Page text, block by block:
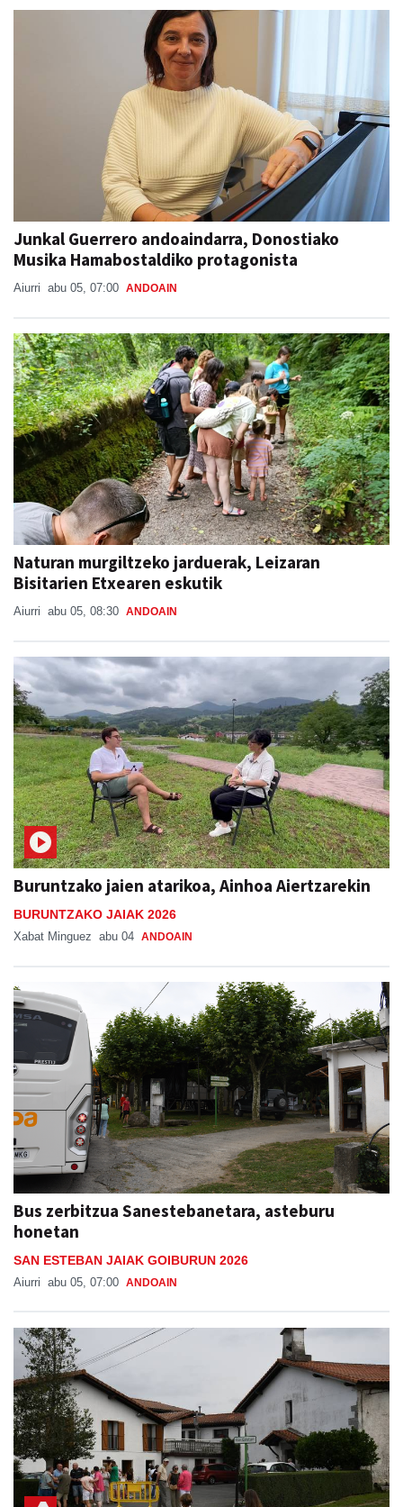
Junkal Guerrero andoaindarra, Donostiako
Musika Hamabostaldiko protagonista
Aiurri abu 05, 07:00 ANDOAIN
Naturan murgiltzeko jarduerak, Leizaran
Bisitarien Etxearen eskutik
Aiurri abu 05, 08:30 ANDOAIN
Buruntzako jaien atarikoa, Ainhoa Aiertzarekin
BURUNTZAKO JAIAK 2026
Xabat Minguez abu 04 ANDOAIN
Bus zerbitzua Sanestebanetara, asteburu
honetan
SAN ESTEBAN JAIAK GOIBURUN 2026
Aiurri abu 05, 07:00 ANDOAIN